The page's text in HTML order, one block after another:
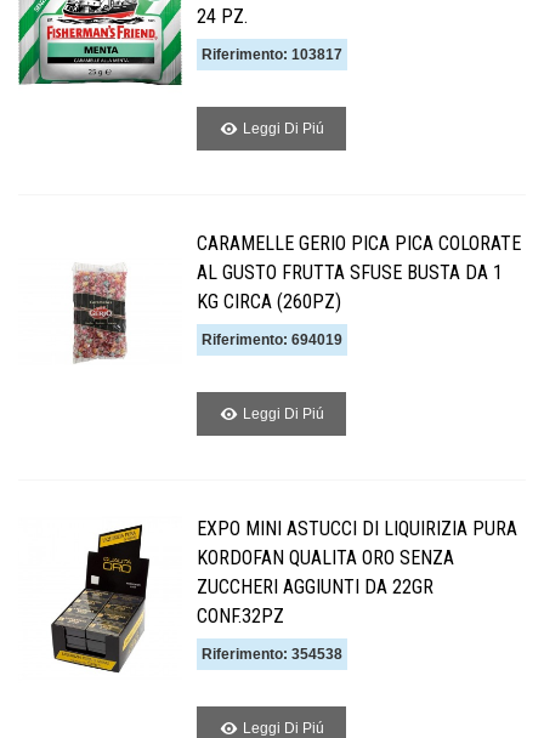
24 PZ.
Riferimento: 103817
Leggi Di Piú
CARAMELLE GERIO PICA PICA COLORATE
AL GUSTO FRUTTA SFUSE BUSTA DA 1
KG CIRCA (260PZ)
Riferimento: 694019
Leggi Di Piú
EXPO MINI ASTUCCI DI LIQUIRIZIA PURA
KORDOFAN QUALITA ORO SENZA
ZUCCHERI AGGIUNTI DA 22GR
CONF.32PZ
Riferimento: 354538
Leggi Di Piú